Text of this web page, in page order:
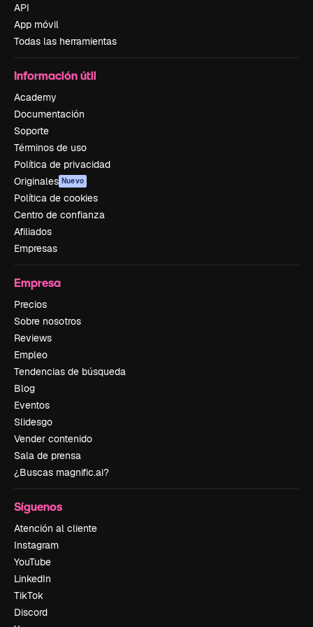
API
App móvil
Todas las herramientas
Información útil
Academy
Documentación
Soporte
Términos de uso
Política de privacidad
Originales Nuevo
Política de cookies
Centro de confianza
Afiliados
Empresas
Empresa
Precios
Sobre nosotros
Reviews
Empleo
Tendencias de búsqueda
Blog
Eventos
Slidesgo
Vender contenido
Sala de prensa
¿Buscas magnific.ai?
Síguenos
Atención al cliente
Instagram
YouTube
LinkedIn
TikTok
Discord